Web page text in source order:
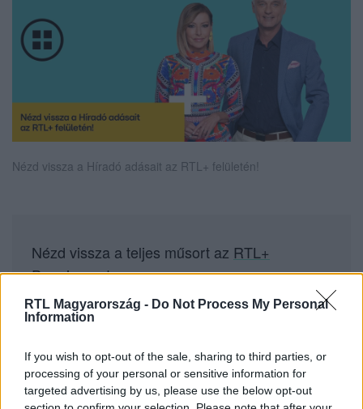
RTL Magyarország - Do Not Process My Personal
Information
If you wish to opt-out of the sale, sharing to third parties, or
processing of your personal or sensitive information for
targeted advertising by us, please use the below opt-out
Nézd vissza a Híradó adásait az RTL+ felületén!
Nézd vissza a teljes műsort az RTL+
Premiumon!
Itt állítsd be, hogy az RTL.hu az elsők között
legyen a Google-találatokban!